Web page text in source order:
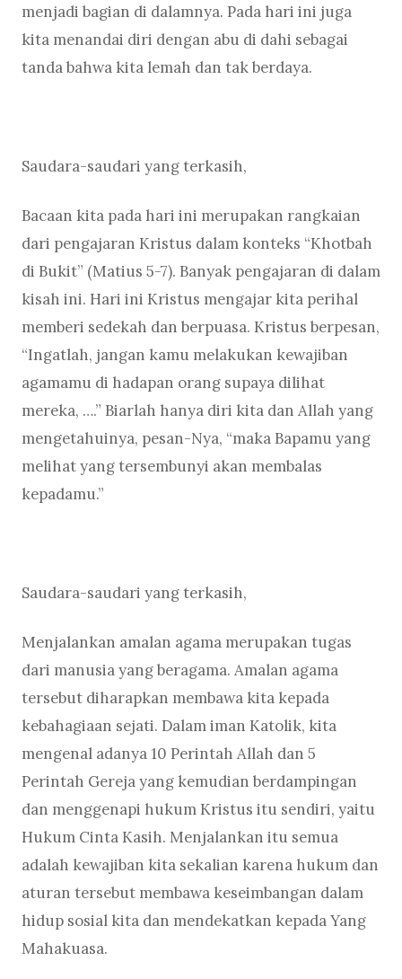
menjadi bagian di dalamnya. Pada hari ini juga
kita menandai diri dengan abu di dahi sebagai
tanda bahwa kita lemah dan tak berdaya.
Saudara-saudari yang terkasih,
Bacaan kita pada hari ini merupakan rangkaian
dari pengajaran Kristus dalam konteks “Khotbah
di Bukit” (Matius 5-7). Banyak pengajaran di dalam
kisah ini. Hari ini Kristus mengajar kita perihal
memberi sedekah dan berpuasa. Kristus berpesan,
“Ingatlah, jangan kamu melakukan kewajiban
agamamu di hadapan orang supaya dilihat
mereka, ….” Biarlah hanya diri kita dan Allah yang
mengetahuinya, pesan-Nya, “maka Bapamu yang
melihat yang tersembunyi akan membalas
kepadamu.”
Saudara-saudari yang terkasih,
Menjalankan amalan agama merupakan tugas
dari manusia yang beragama. Amalan agama
tersebut diharapkan membawa kita kepada
kebahagiaan sejati. Dalam iman Katolik, kita
mengenal adanya 10 Perintah Allah dan 5
Perintah Gereja yang kemudian berdampingan
dan menggenapi hukum Kristus itu sendiri, yaitu
Hukum Cinta Kasih. Menjalankan itu semua
adalah kewajiban kita sekalian karena hukum dan
aturan tersebut membawa keseimbangan dalam
hidup sosial kita dan mendekatkan kepada Yang
Mahakuasa.